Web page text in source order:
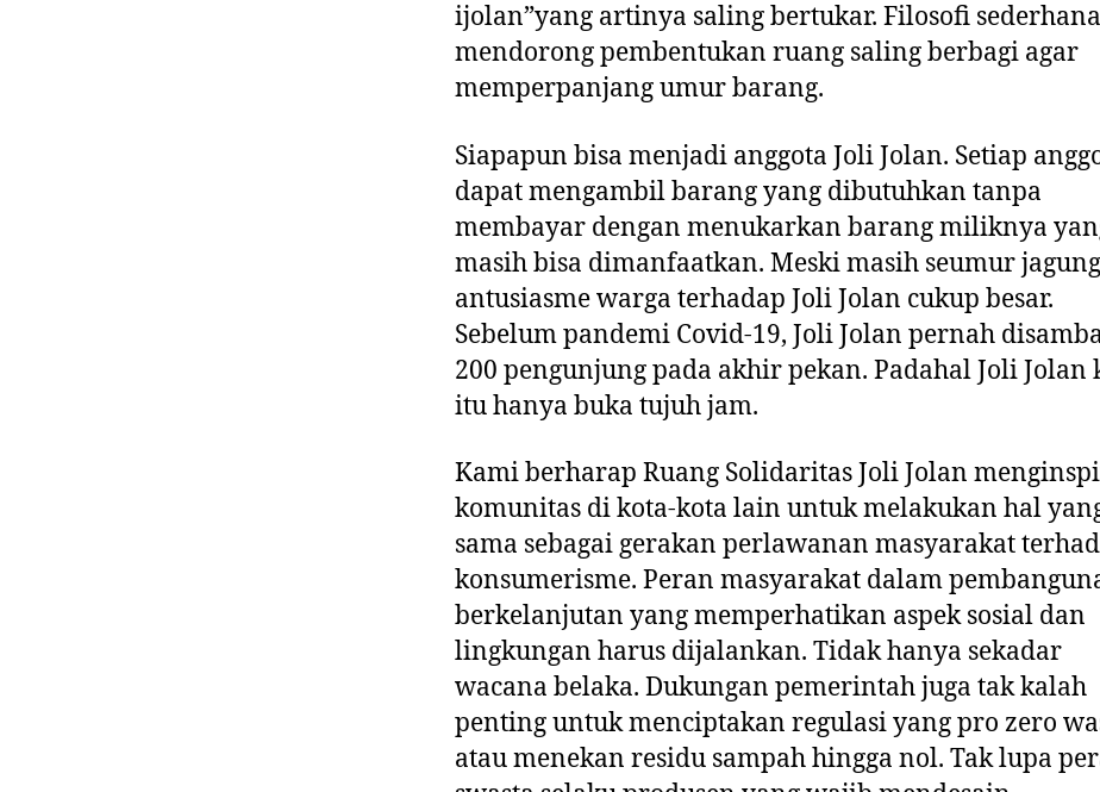
ijolan”yang artinya saling bertukar. Filosofi
mendorong pembentukan ruang saling berbagi agar
memperpanjang umur barang.
Siapapun bisa menjadi anggota Joli Jolan. Setiap
dapat mengambil barang yang dibutuhkan tanpa
membayar dengan menukarkan barang miliknya
masih bisa dimanfaatkan. Meski masih seumur
antusiasme warga terhadap Joli Jolan cukup besar.
Sebelum pandemi Covid-19, Joli Jolan pernah
200 pengunjung pada akhir pekan. Padahal Joli Jolan
itu hanya buka tujuh jam.
Kami berharap Ruang Solidaritas Joli Jolan
komunitas di kota-kota lain untuk melakukan hal
sama sebagai gerakan perlawanan masyarakat
konsumerisme. Peran masyarakat dalam
berkelanjutan yang memperhatikan aspek sosial dan
lingkungan harus dijalankan. Tidak hanya sekadar
wacana belaka. Dukungan pemerintah juga tak kalah
penting untuk menciptakan regulasi yang pro zero
atau menekan residu sampah hingga nol. Tak lupa